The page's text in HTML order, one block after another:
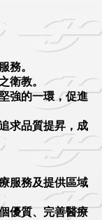
務。
衛教。
強的一環，促進
求品質提昇，成
服務及提供區域
優質、完善醫療